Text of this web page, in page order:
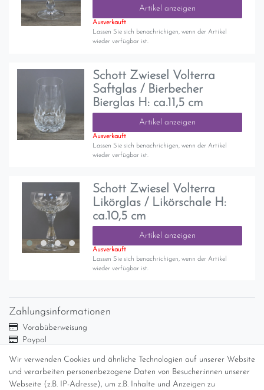
Artikel anzeigen
Ausverkauft
Lassen Sie sich benachrichigen, wenn der Artikel
wieder verfügbar ist.
Schott Zwiesel Volterra
Saftglas / Bierbecher
Bierglas H: ca.11,5 cm
Artikel anzeigen
Ausverkauft
Lassen Sie sich benachrichigen, wenn der Artikel
wieder verfügbar ist.
Schott Zwiesel Volterra
Likörglas / Likörschale H:
ca.10,5 cm
Artikel anzeigen
Ausverkauft
Lassen Sie sich benachrichigen, wenn der Artikel
wieder verfügbar ist.
Wir verwenden Cookies und ähnliche Technologien auf unserer Website
und verarbeiten personenbezogene Daten von Besucher:innen unserer
Webseite (z.B. IP-Adresse), um z.B. Inhalte und Anzeigen zu
Zahlungsinformationen
Vorabüberweisung
Paypal
Versandinformationen